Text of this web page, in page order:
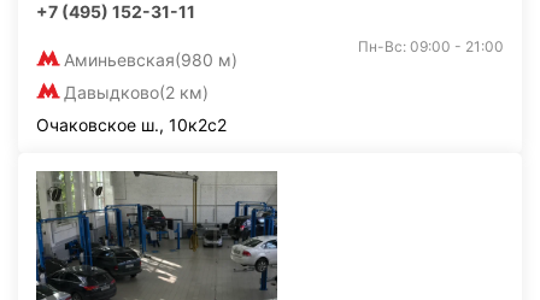
+7 (495) 152-31-11
Аминьевская(980 м)
Давыдково(2 км)
Пн-Вс: 09:00 - 21:00
Очаковское ш., 10к2с2